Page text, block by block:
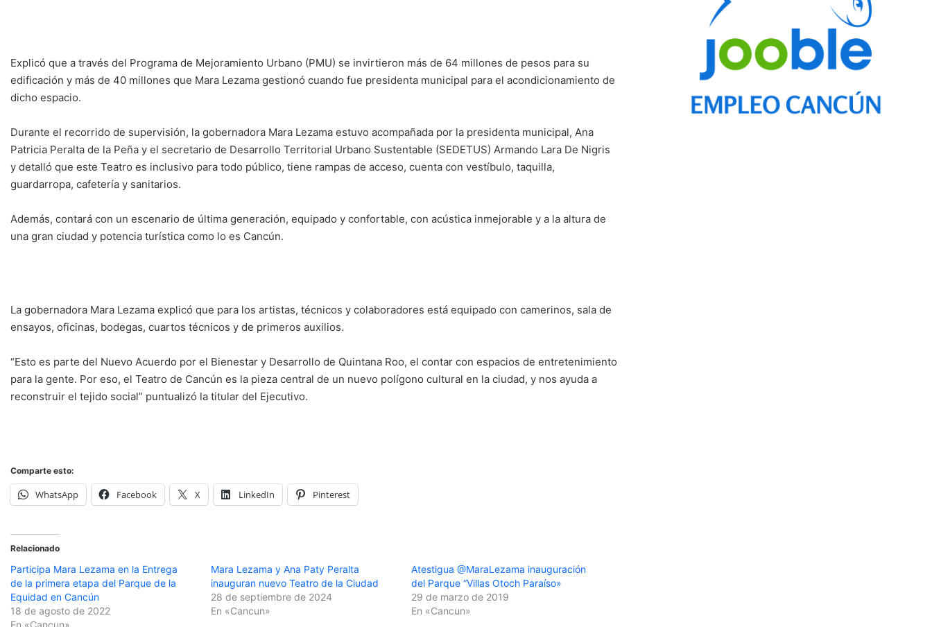
Explicó que a través del Programa de Mejoramiento Urbano (PMU) se invirtieron más de 64 millones de pesos para su
edificación y más de 40 millones que Mara Lezama gestionó cuando fue presidenta municipal para el acondicionamiento de
dicho espacio.
Durante el recorrido de supervisión, la gobernadora Mara Lezama estuvo acompañada por la presidenta municipal, Ana
Patricia Peralta de la Peña y el secretario de Desarrollo Territorial Urbano Sustentable (SEDETUS) Armando Lara De Nigris
y detalló que este Teatro es inclusivo para todo público, tiene rampas de acceso, cuenta con vestíbulo, taquilla,
guardarropa, cafetería y sanitarios.
Además, contará con un escenario de última generación, equipado y confortable, con acústica inmejorable y a la altura de
una gran ciudad y potencia turística como lo es Cancún.
La gobernadora Mara Lezama explicó que para los artistas, técnicos y colaboradores está equipado con camerinos, sala de
ensayos, oficinas, bodegas, cuartos técnicos y de primeros auxilios.
“Esto es parte del Nuevo Acuerdo por el Bienestar y Desarrollo de Quintana Roo, el contar con espacios de entretenimiento
para la gente. Por eso, el Teatro de Cancún es la pieza central de un nuevo polígono cultural en la ciudad, y nos ayuda a
reconstruir el tejido social” puntualizó la titular del Ejecutivo.
Comparte esto:
WhatsApp Facebook X LinkedIn Pinterest
Relacionado
Participa Mara Lezama en la Entrega
de la primera etapa del Parque de la
Equidad en Cancún
18 de agosto de 2022
En «Cancun»
Mara Lezama y Ana Paty Peralta
inauguran nuevo Teatro de la Ciudad
28 de septiembre de 2024
En «Cancun»
Atestigua @MaraLezama inauguración
del Parque “Villas Otoch Paraíso»
29 de marzo de 2019
En «Cancun»